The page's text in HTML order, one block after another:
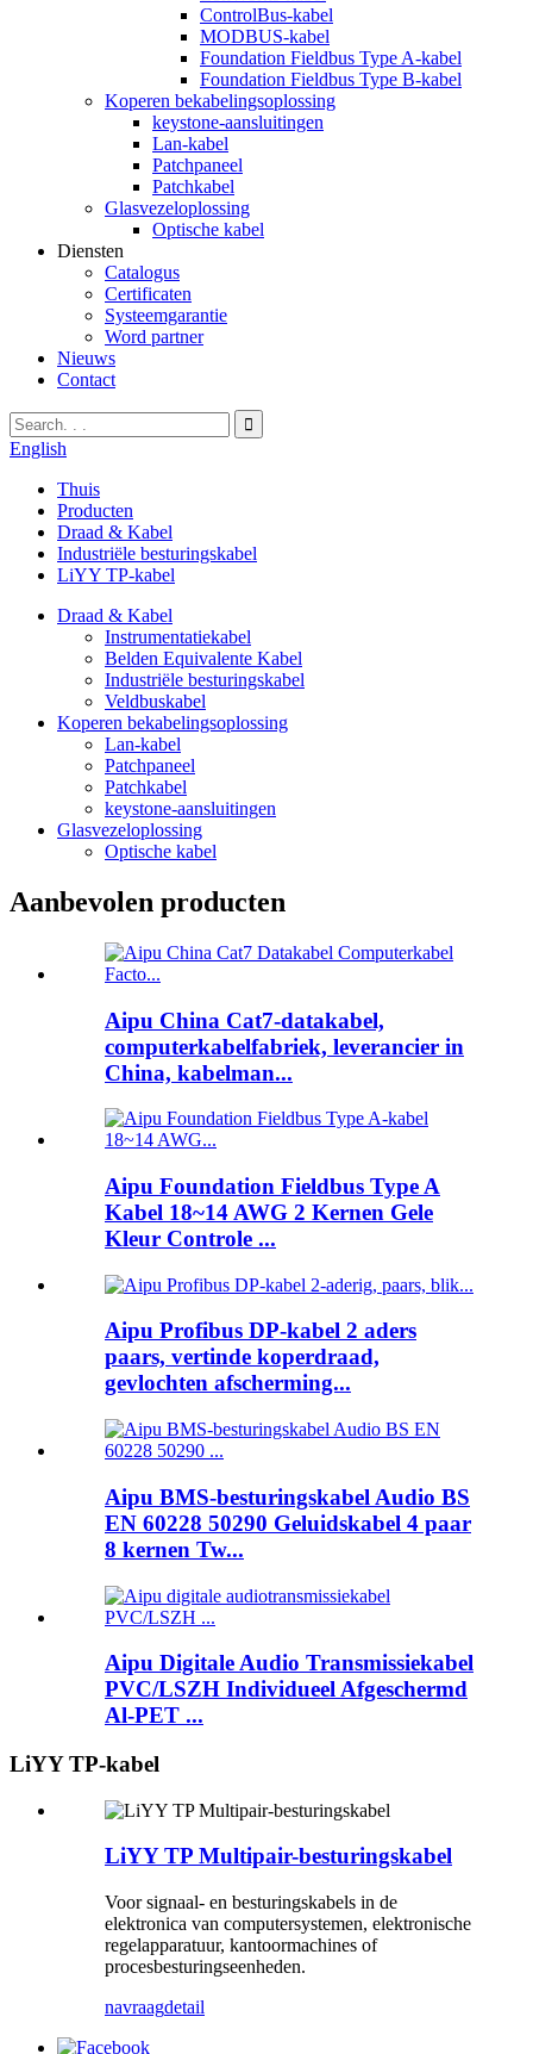
ControlBus-kabel
MODBUS-kabel
Foundation Fieldbus Type A-kabel
Foundation Fieldbus Type B-kabel
Koperen bekabelingsoplossing
keystone-aansluitingen
Lan-kabel
Patchpaneel
Patchkabel
Glasvezeloplossing
Optische kabel
Diensten
Catalogus
Certificaten
Systeemgarantie
Word partner
Nieuws
Contact
English
Thuis
Producten
Draad & Kabel
Industriële besturingskabel
LiYY TP-kabel
Draad & Kabel
Instrumentatiekabel
Belden Equivalente Kabel
Industriële besturingskabel
Veldbuskabel
Koperen bekabelingsoplossing
Lan-kabel
Patchpaneel
Patchkabel
keystone-aansluitingen
Glasvezeloplossing
Optische kabel
Aanbevolen producten
Aipu China Cat7-datakabel,
computerkabelfabriek, leverancier in
China, kabelman...
Aipu Foundation Fieldbus Type A
Kabel 18~14 AWG 2 Kernen Gele
Kleur Controle ...
Aipu Profibus DP-kabel 2 aders
paars, vertinde koperdraad,
gevlochten afscherming...
Aipu BMS-besturingskabel Audio BS
EN 60228 50290 Geluidskabel 4 paar
8 kernen Tw...
Aipu Digitale Audio Transmissiekabel
PVC/LSZH Individueel Afgeschermd
Al-PET ...
LiYY TP-kabel
LiYY TP Multipair-besturingskabel
Voor signaal- en besturingskabels in de
elektronica van computersystemen, elektronische
regelapparatuur, kantoormachines of
procesbesturingseenheden.
navraagdetail